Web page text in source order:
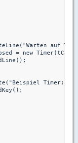
auf
= new
Timer: